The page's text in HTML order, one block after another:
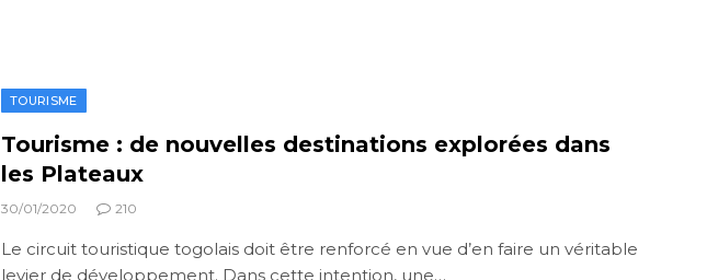
TOURISME
Tourisme : de nouvelles destinations explorées dans
les Plateaux
30/01/2020 210
Le circuit touristique togolais doit être renforcé en vue d’en faire un véritable
levier de développement. Dans cette intention, une…